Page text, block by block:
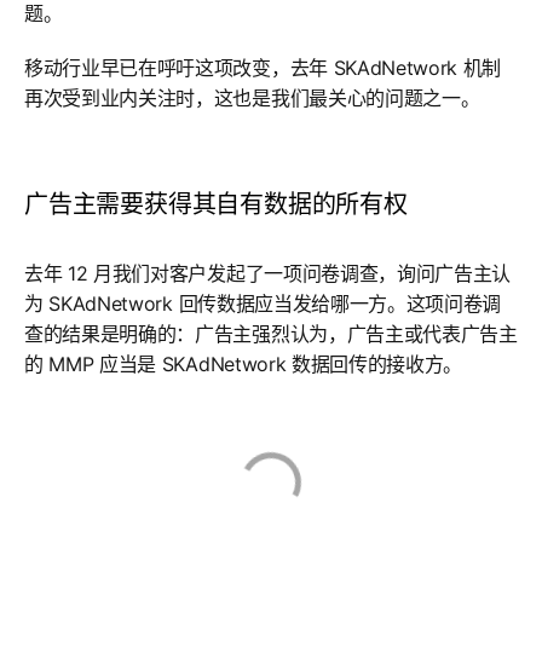
题。
移动行业早已在呼吁这项改变，去年 SKAdNetwork 机制
再次受到业内关注时，这也是我们最关心的问题之一。
广告主需要获得其自有数据的所有权
去年 12 月我们对客户发起了一项问卷调查，询问广告主认
为 SKAdNetwork 回传数据应当发给哪一方。这项问卷调
查的结果是明确的：广告主强烈认为，广告主或代表广告主
的 MMP 应当是 SKAdNetwork 数据回传的接收方。